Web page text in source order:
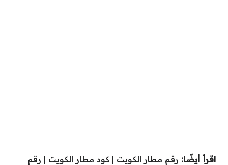
اقرأ أيضًا: رقم مطار الكويت | كود مطار الكويت | رقم